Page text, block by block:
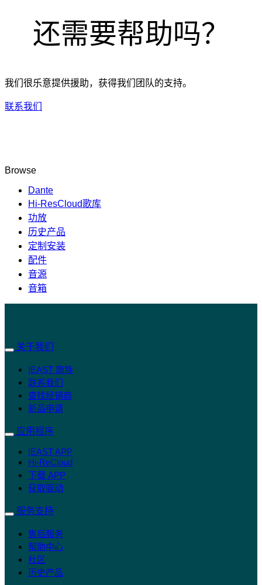
还需要帮助吗？
我们很乐意提供援助，获得我们团队的支持。
联系我们
Browse
Dante
Hi-ResCloud歌库
功放
历史产品
定制安装
配件
音源
音箱
关于我们
IEAST 简族
联系我们
查找经销商
新品申请
应用程序
IEAST APP
Hi-ReCloud
下载 APP
获取驱动
服务支持
售后服务
帮助中心
社区
历史产品